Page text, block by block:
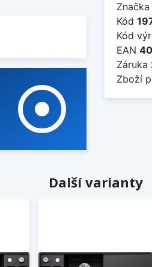
adjust
Značka
Kód
Kód
EAN
Záruka
Zboží
Další varianty